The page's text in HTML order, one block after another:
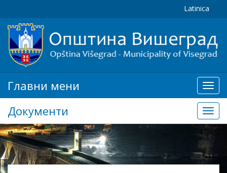
Latinica
мени
Главни мени
Документи